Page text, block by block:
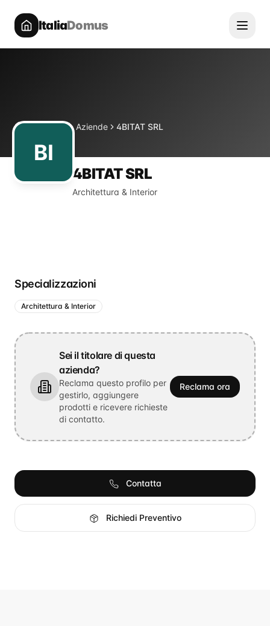
ItaliaDomus
HomeDirectory Aziende 4BITAT SRL
BI
4BITAT SRL
Architettura & Interior
Specializzazioni
Architettura & Interior
Sei il titolare di questa
azienda?
Reclama questo profilo per
gestirlo, aggiungere
prodotti e ricevere richieste
di contatto.
Reclama ora
Contatta
Richiedi Preventivo